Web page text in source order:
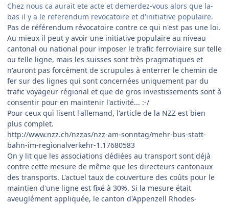
Chez nous ca aurait ete acte et demerdez-vous alors que la-
bas il y a le referendum revocatoire et d'initiative populaire.
Pas de référendum révocatoire contre ce qui n'est pas une loi.
Au mieux il peut y avoir une initiative populaire au niveau
cantonal ou national pour imposer le trafic ferroviaire sur telle
ou telle ligne, mais les suisses sont très pragmatiques et
n'auront pas forcément de scrupules à enterrer le chemin de
fer sur des lignes qui sont concernées uniquement par du
trafic voyageur régional et que de gros investissements sont à
consentir pour en maintenir l'activité... :-/
Pour ceux qui lisent l'allemand, l'article de la NZZ est bien
plus complet.
http://www.nzz.ch/nzzas/nzz-am-sonntag/mehr-bus-statt-
bahn-im-regionalverkehr-1.17680583
On y lit que les associations dédiées au transport sont déjà
contre cette mesure de même que les directeurs cantonaux
des transports. L'actuel taux de couverture des coûts pour le
maintien d'une ligne est fixé à 30%. Si la mesure était
aveuglément appliquée, le canton d'Appenzell Rhodes-